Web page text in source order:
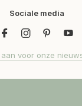
Sociale media
aan voor onze